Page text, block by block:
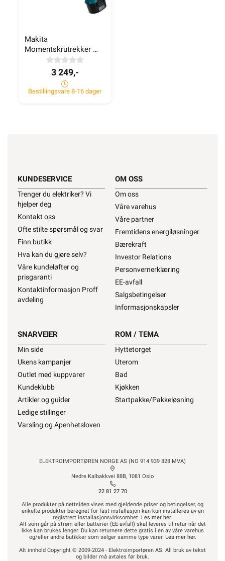
7,2V DF012DSJ
8822456
3 249,-
Bestillingsvare 8-16 dager
KUNDESERVICE
Kontakt oss
Ofte stilte spørsmål og
svar
Finn butikk
Hva kan du gjøre selv?
Våre kundeløfter og
prisgaranti
Kontaktinformasjon
Proff avdeling
OM OSS
Om oss
Våre partner
Fremtidens energiløsninger
Bærekraft
Investor Relations
Personvernerklæring
EE-avfall
Ukens kampanjer
Kundeklubb
Artikler og guider
Ledige stillinger
Varsling og
Åpenhetsloven
Uterom
Bad
Kjøkken
Startpakke/Pakkeløsning
Makita
Momentskrutrekker
7,2V DF012DSJ
3 249,-
Bestillingsvare 8-16 dager
KUNDESERVICE
Trenger du elektriker? Vi
hjelper deg
Kontakt oss
Ofte stilte spørsmål og svar
Finn butikk
Hva kan du gjøre selv?
Våre kundeløfter og
prisgaranti
Kontaktinformasjon Proff
avdeling
OM OSS
Om oss
Våre varehus
Våre partner
Fremtidens energiløsninger
Bærekraft
Investor Relations
Personvernerklæring
EE-avfall
Salgsbetingelser
Informasjonskapsler
SNARVEIER
Min side
Ukens kampanjer
Outlet med kuppvarer
Kundeklubb
Artikler og guider
Ledige stillinger
Varsling og Åpenhetsloven
ROM / TEMA
Hyttetorget
Uterom
Bad
Kjøkken
Startpakke/Pakkeløsning
ELEKTROIMPORTØREN NORGE AS (NO 914 939 828 MVA)
Nedre Kalbakkvei 88B, 1081 Oslo
22 81 27 70
Alle produkter på nettsiden vises med gjeldende priser og betingelser, og
enkelte produkter beregnet for fast installasjon kan kun installeres av en
registrert installasjonsvirksomhet. Les mer her.
Alt som går på strøm eller batterier (EE-avfall) skal leveres til retur når det
ikke kan brukes lenger. Du kan returnere dette gratis i en av våre varehus
og/eller andre butikker som selger samme type varer. Les mer her.
Alt innhold Copyright © 2009-2024 - Elektroimportøren AS. All bruk av tekst
og bilder må avtales før bruk.